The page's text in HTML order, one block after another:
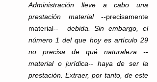
Administración lleve a cabo una
prestación material --precisamente
material-- debida. Sin embargo, el
número 1 del que hoy es artículo 29
no precisa de qué naturaleza --
material o jurídica-- haya de ser la
prestación. Extraer, por tanto, de este